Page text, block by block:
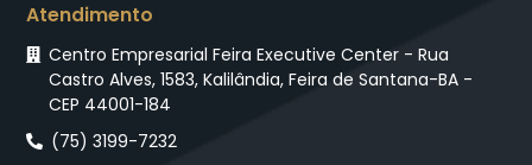
Atendimento
Centro Empresarial Feira Executive Center - Rua
Castro Alves, 1583, Kalilândia, Feira de Santana-BA -
CEP 44001-184
(75) 3199-7232